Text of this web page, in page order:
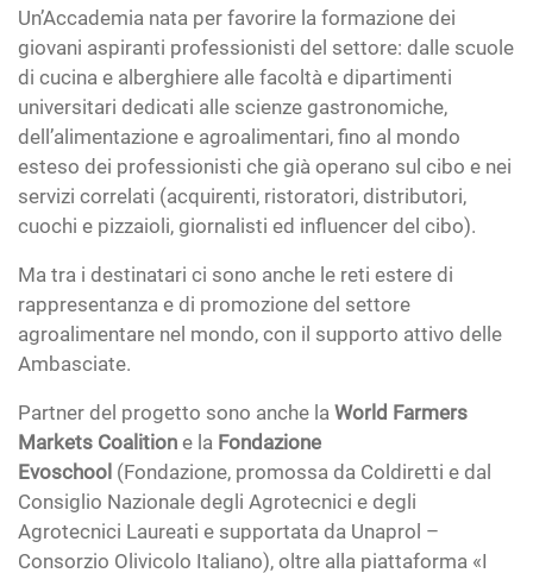
Un’Accademia nata per favorire la formazione dei
giovani aspiranti professionisti del settore: dalle scuole
di cucina e alberghiere alle facoltà e dipartimenti
universitari dedicati alle scienze gastronomiche,
dell’alimentazione e agroalimentari, fino al mondo
esteso dei professionisti che già operano sul cibo e nei
servizi correlati (acquirenti, ristoratori, distributori,
cuochi e pizzaioli, giornalisti ed influencer del cibo).
Ma tra i destinatari ci sono anche le reti estere di
rappresentanza e di promozione del settore
agroalimentare nel mondo, con il supporto attivo delle
Ambasciate.
Partner del progetto sono anche la World Farmers
Markets Coalition e la Fondazione
Evoschool (Fondazione, promossa da Coldiretti e dal
Consiglio Nazionale degli Agrotecnici e degli
Agrotecnici Laureati e supportata da Unaprol –
Consorzio Olivicolo Italiano), oltre alla piattaforma «I